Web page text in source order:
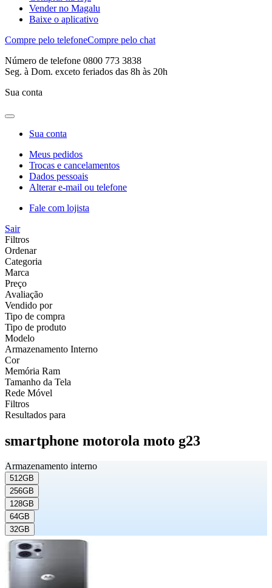
Vender no Magalu
Baixe o aplicativo
Compre pelo telefoneCompre pelo chat
Número de telefone 0800 773 3838
Seg. à Dom. exceto feriados das 8h às 20h
Sua conta
Sua conta
Meus pedidos
Trocas e cancelamentos
Dados pessoais
Alterar e-mail ou telefone
Fale com lojista
Sair
Filtros
Ordenar
Categoria
Marca
Preço
Avaliação
Vendido por
Tipo de compra
Tipo de produto
Modelo
Armazenamento Interno
Cor
Memória Ram
Tamanho da Tela
Rede Móvel
Filtros
Resultados para
smartphone motorola moto g23
Armazenamento interno
512GB
256GB
128GB
64GB
32GB